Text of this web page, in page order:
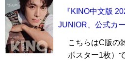
『KINO中文版
JUNIOR、公式カ
こちらはC版の
ポスター1枚）